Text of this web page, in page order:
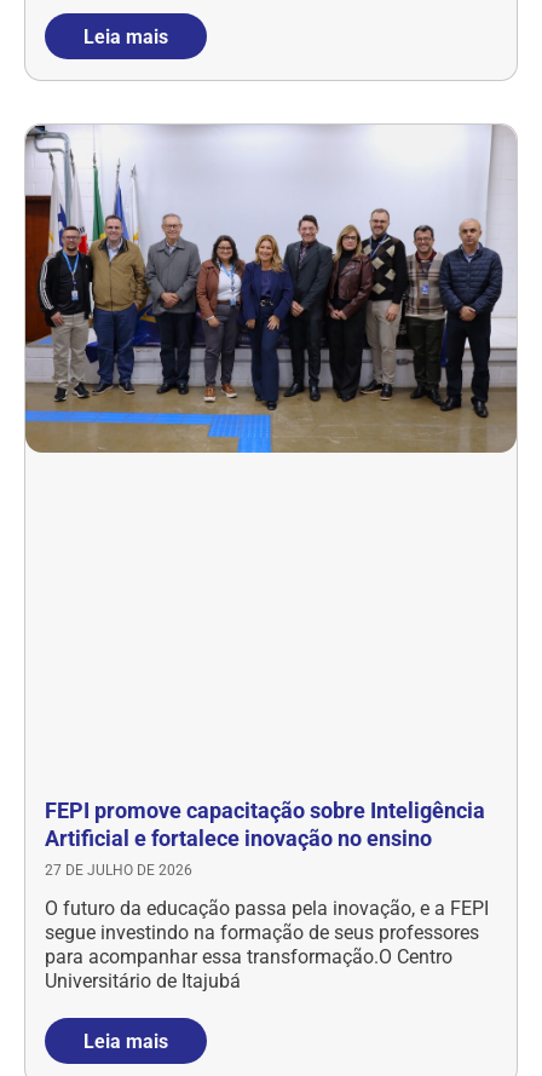
Leia mais
FEPI promove capacitação sobre Inteligência
Artificial e fortalece inovação no ensino
27 DE JULHO DE 2026
O futuro da educação passa pela inovação, e a FEPI
segue investindo na formação de seus professores
para acompanhar essa transformação.O Centro
Universitário de Itajubá
Leia mais